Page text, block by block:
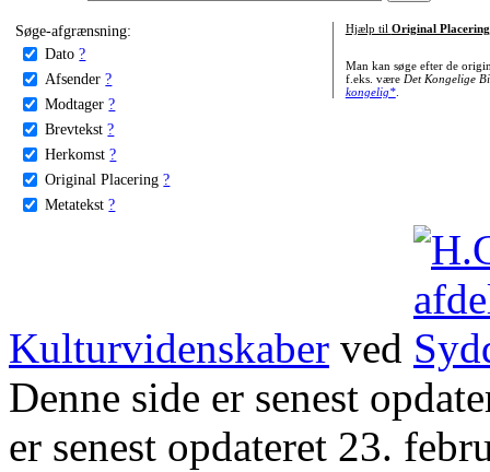
Søge-afgrænsning:
Dato ?
Afsender ?
Modtager ?
Brevtekst ?
Herkomst ?
Original Placering ?
Metatekst ?
Hjælp til Original Placering
Man kan søge efter de
f.eks. være Det Kongelige
kongelig*.
Kulturvidenskaber ved
Denne side er senest
er senest opdateret 23.